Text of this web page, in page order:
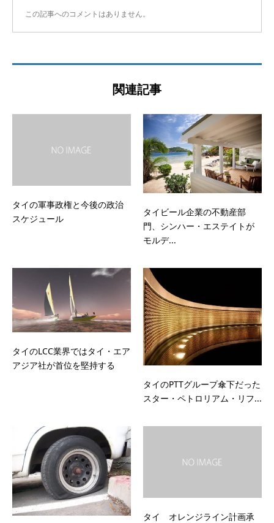
この記事へのコメントはありません。
関連記事
タイの軍事政権と今後の政治
スケジュール
タイビール企業の不動産部
門、シンハー・エステイトが
モルデ...
タイのLCC業界ではタイ・エア
アジア社が首位を堅持する
タイのPTTグループ傘下だった
スター・ペトロリアム・リフ...
タイ オレンジライン計画承